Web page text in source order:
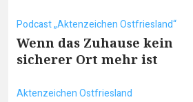
Podcast „Aktenzeichen Ostfriesland“
Wenn das Zuhause kein
sicherer Ort mehr ist
Aktenzeichen Ostfriesland